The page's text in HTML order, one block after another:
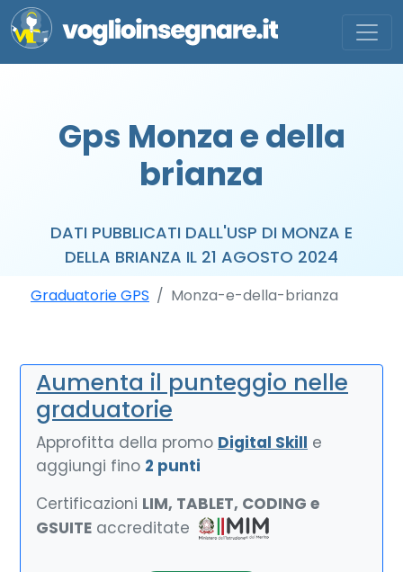
Gps Monza e della
brianza
DATI PUBBLICATI DALL'USP DI MONZA E
DELLA BRIANZA IL 21 AGOSTO 2024
Graduatorie GPS Monza-e-della-brianza
Aumenta il punteggio nelle
graduatorie
Approfitta della promo Digital Skill e
aggiungi fino 2 punti
Certificazioni LIM, TABLET, CODING e
GSUITE accreditate